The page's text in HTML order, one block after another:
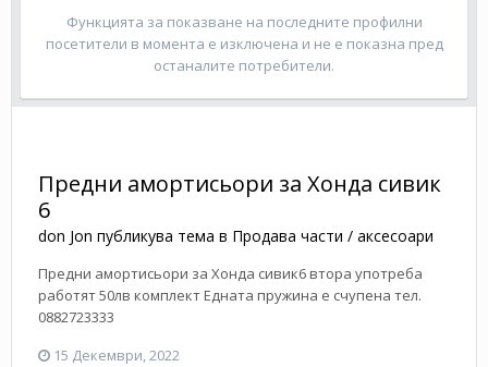
Функцията за показване на последните профилни
посетители в момента е изключена и не е показна пред
останалите потребители.
Предни амортисьори за Хонда сивик
6
don Jon публикува тема в Продава части / аксесоари
Предни амортисьори за Хонда сивик6 втора употреба
работят 50лв комплект Едната пружина е счупена тел.
0882723333
15 Декември, 2022